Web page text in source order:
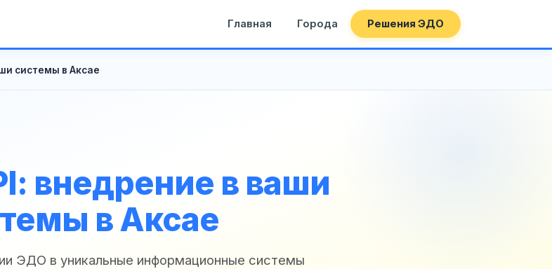
Главная Города Решения ЭДО
системы в Аксае
внедрение в ваши
в Аксае
ЭДО в уникальные информационные системы